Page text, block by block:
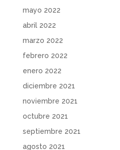
mayo 2022
abril 2022
marzo 2022
febrero 2022
enero 2022
diciembre 2021
noviembre 2021
octubre 2021
septiembre 2021
agosto 2021